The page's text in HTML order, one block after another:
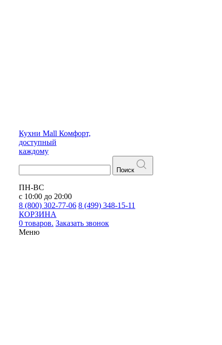
Кухни Mall Комфорт,
доступный
каждому
Поиск
ПН-ВС
с 10:00 до 20:00
8 (800) 302-77-06 8 (499) 348-15-11
КОРЗИНА
0 товаров. Заказать звонок
Меню